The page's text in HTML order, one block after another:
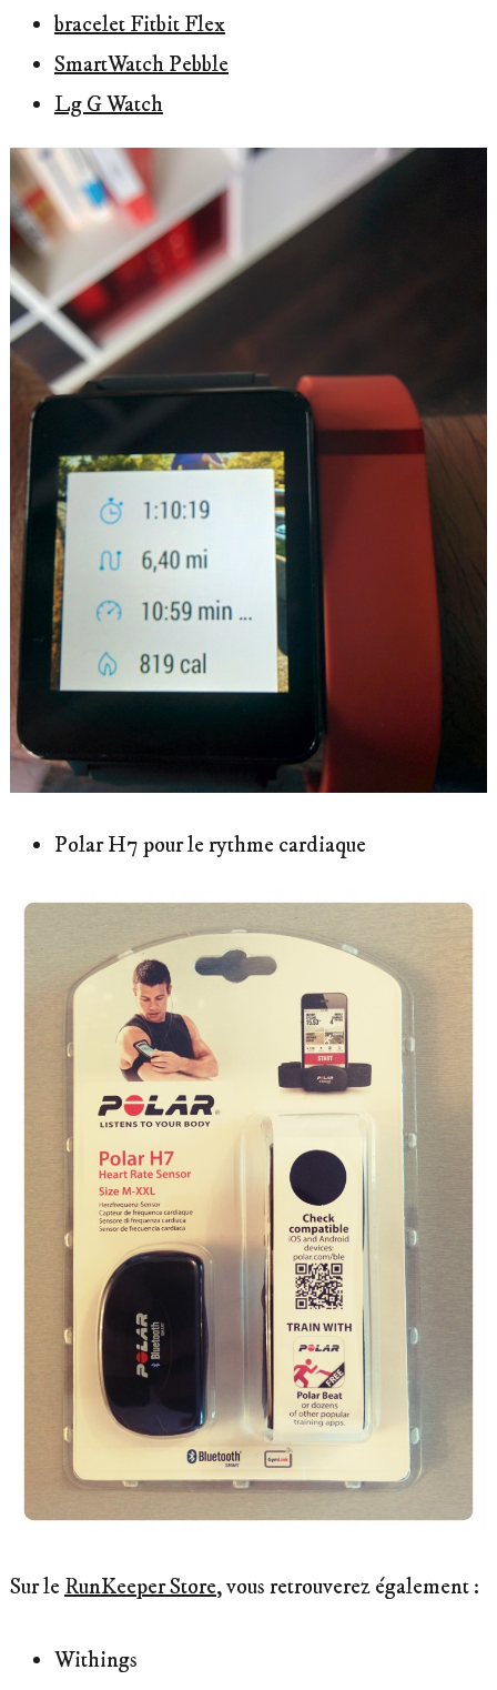
bracelet Fitbit Flex
SmartWatch Pebble
Lg G Watch
Polar H7 pour le rythme cardiaque
Sur le RunKeeper Store, vous retrouverez également :
Withings